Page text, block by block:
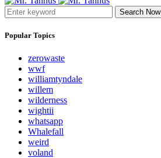
Search Now
Popular Topics
zerowaste
wwf
williamtyndale
willem
wilderness
wightii
whatsapp
Whalefall
weird
voland